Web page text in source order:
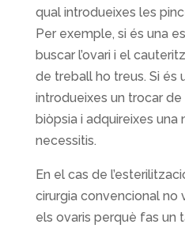
qual introdueixes les
Per exemple, si és una
buscar l’ovari i el
de treball ho treus. Si és
introdueixes un trocar
biòpsia i adquireixes
necessitis.
En el cas de
cirurgia convencional no
els ovaris perquè fas un